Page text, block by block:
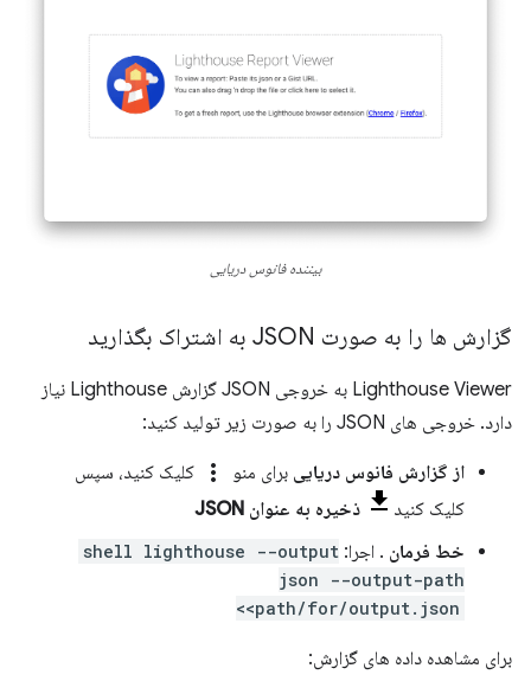
بیننده فانوس دریایی
گزارش ها را به صورت JSON به اشتراک بگذارید
Lighthouse Viewer به خروجی JSON گزارش Lighthouse نیاز
دارد. خروجی های JSON را به صورت زیر تولید کنید:
از گزارش فانوس دریایی برای منو more_vert
کلیک کنید، سپس
کلیک کنید
ذخیره به عنوان JSON
خط فرمان . اجرا: shell lighthouse --output
json --output-path
<path/for/output.json>
برای مشاهده داده های گزارش: